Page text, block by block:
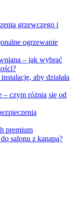
grzewczego i
ogrzewanie
– jak wybrać
aby działała
– czym różnią się od
premium
salonu z kanapą?